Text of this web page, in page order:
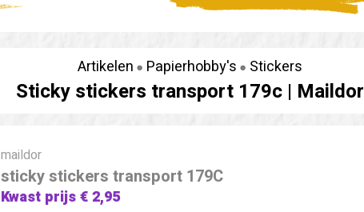
Artikelen Papierhobby's Stickers
Sticky stickers transport 179c | Maildor
maildor
sticky stickers transport 179C
Kwast prijs € 2,95